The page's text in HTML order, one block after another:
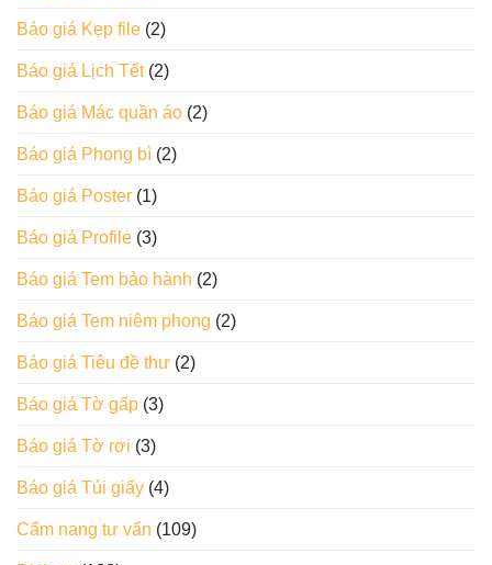
Báo giá Kẹp file (2)
Báo giá Lịch Tết(2)
Báo giá Mác quần áo (2)
Báo giá Phong bì (2)
Báo giá Poster (1)
Báo giá Profile (3)
Báo giá Tem bảo hành (2)
Báo giá Tem niêm phong (2)
Báo giá Tiêu đề thư (2)
Báo giá Tờ gấp (3)
Báo giá Tờ rơi (3)
Báo giá Túi giấy (4)
Cẩm nang tư vấn (109)